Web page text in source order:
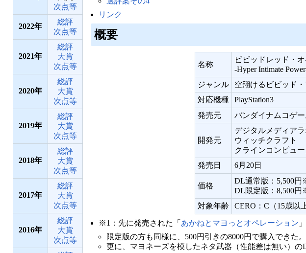
次点等
2022
総評
次点等
2021
総評
大賞
次点等
2020
総評
大賞
次点等
2019
総評
大賞
次点等
2018
総評
大賞
次点等
2017
総評
大賞
次点等
2016
総評
大賞
次点等
リンク
概要
名称
ビビッドレッド・
-Hyper Intimate
ジャンル
空翔けるビビッド
対応機種
PlayStation3
発売元
バンダイナムコゲー
開発元
デジタルメディアラ
ウィッチクラフト
クラインコンピュ
発売日
6月20日
価格
DL通常版：5,500円
DL限定版：8,500円
対象年齢
CERO：C（15歳以
※1：先に発売された「 あかねとマヨっとオペレーション
限定版の方も同様に、500円引きの8000円で購入できた。
更に、マヨネーズを模したネタ武器（性能差は無い）